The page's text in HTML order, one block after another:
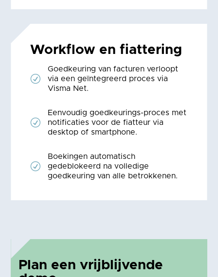
Workflow en fiattering
R
Goedkeuring van facturen verloopt
via een geïntegreerd proces via
Visma Net.
R
Eenvoudig goedkeurings-proces met
notificaties voor de fiatteur via
desktop of smartphone.
R
Boekingen automatisch
gedeblokeerd na volledige
goedkeuring van alle betrokkenen.
Plan een vrijblijvende